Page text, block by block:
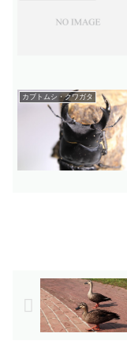
カブトムシ・クワガタ